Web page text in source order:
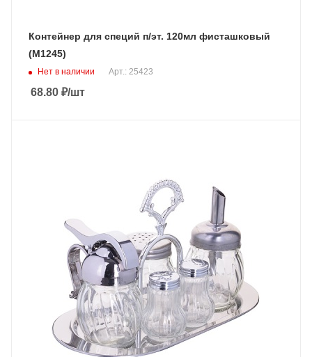
Контейнер для специй п/эт. 120мл фисташковый
(М1245)
Нет в наличии Арт.: 25423
68.80 ₽/шт